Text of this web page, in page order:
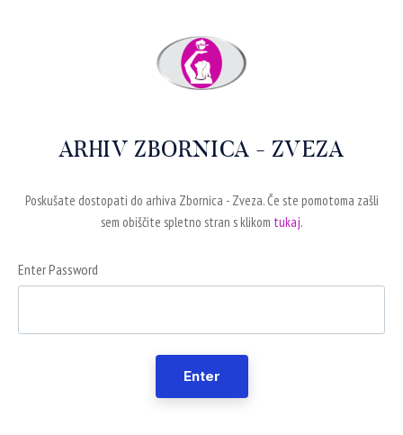
ARHIV ZBORNICA - ZVEZA
Poskušate dostopati do arhiva Zbornica - Zveza. Če ste pomotoma zašli
sem obiščite spletno stran s klikom tukaj.
Enter Password
Enter